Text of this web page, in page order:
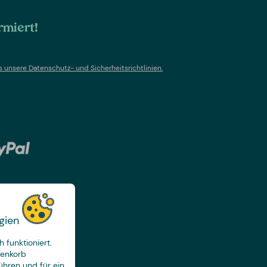
funktioniert.
unsere Datenschutz- und Sicherheitsrichtlinien.